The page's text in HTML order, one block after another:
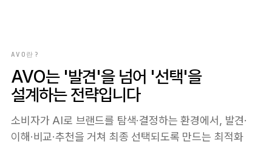
AVO란?
AVO는 '발견'을 넘어 '선택'을
설계하는 전략입니다
소비자가 AI로 브랜드를 탐색·결정하는 환경에서, 발견·
이해·비교·추천을 거쳐 최종 선택되도록 만드는 최적화